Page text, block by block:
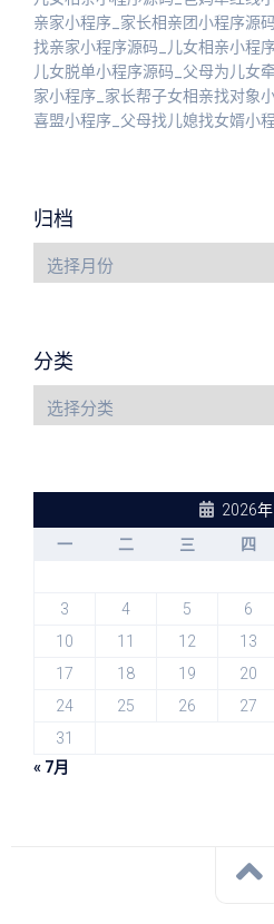
亲家小程序_家长相亲团小程序源
找亲家小程序源码_儿女相亲小程
儿女脱单小程序源码_父母为儿女
家小程序_家长帮子女相亲找对象
喜盟小程序_父母找儿媳找女婿小
归档
分类
2026年
一
二 三 四
3
4 5 6
10
11 12 13
17
18 19 20
24
25 26 27
31
« 7月